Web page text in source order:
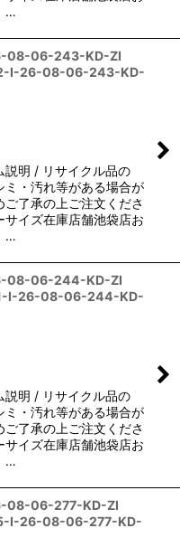
…
08-06-243-KD-ZI
I-26-08-06-243-KD-
説明 / リサイクル品の
・汚れ等がある場合が
了承の上ご注文くださ
イズ在庫店舗池袋店お
…
08-06-244-KD-ZI
I-26-08-06-244-KD-
説明 / リサイクル品の
・汚れ等がある場合が
了承の上ご注文くださ
イズ在庫店舗池袋店お
…
08-06-277-KD-ZI
I-26-08-06-277-KD-